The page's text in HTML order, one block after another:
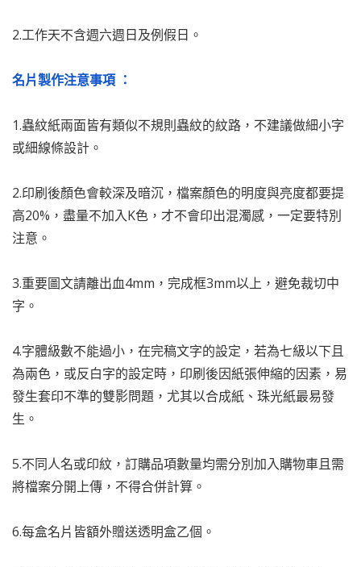
2.工作天不含週六週日及例假日。
名片製作注意事項 ：
1.蟲紋紙兩面皆有類似不規則蟲紋的紋路，不建議做細小字
或細線條設計。
2.印刷後顏色會較深及暗沉，檔案顏色的明度與亮度都要提
高20%，盡量不加入K色，才不會印出混濁感，一定要特別
注意。
3.重要圖文請離出血4mm，完成框3mm以上，避免裁切中
字。
4.字體級數不能過小，在完稿文字的設定，若為七級以下且
為兩色，或反白字的設定時，印刷後因紙張伸縮的因素，易
發生套印不準的雙影問題，尤其以合成紙、珠光紙最易發
生。
5.不同人名或印紋，訂購品項數量均需分別加入購物車且需
將檔案分開上傳，不得合併計算。
6.每盒名片皆額外贈送透明盒乙個。